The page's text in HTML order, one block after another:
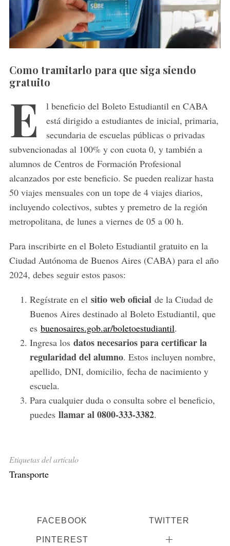
Como tramitarlo para que siga siendo
gratuito
E
l beneficio del Boleto Estudiantil en CABA
está dirigido a estudiantes de inicial, primaria,
secundaria de escuelas públicas o privadas
subvencionadas al 100% y con cuota 0, y también a
alumnos de Centros de Formación Profesional
alcanzados por este beneficio. Se pueden realizar hasta
50 viajes mensuales con un tope de 4 viajes diarios,
incluyendo colectivos, subtes y premetro de la región
metropolitana, de lunes a viernes de 05 a 00 h.
Para inscribirte en el Boleto Estudiantil gratuito en la
Ciudad Autónoma de Buenos Aires (CABA) para el año
2024, debes seguir estos pasos:
Regístrate en elsitio web oficialde la Ciudad de
Buenos Aires destinado al Boleto Estudiantil, que
es buenosaires.gob.ar/boletoestudiantil.
Ingresa los datos necesarios para certificar la
regularidad del alumno. Estos incluyen nombre,
apellido, DNI, domicilio, fecha de nacimiento y
escuela.
Para cualquier duda o consulta sobre el beneficio,
puedes llamar al 0800-333-3382.
Etiquetas del artículo
Transporte
FACEBOOK TWITTER
PINTEREST